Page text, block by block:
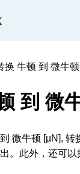
换 牛顿 到 微牛
到 微
微牛顿 [µN], 转
。此外，还可以